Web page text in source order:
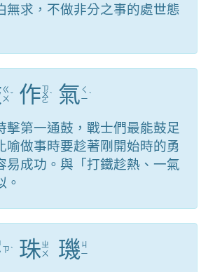
無求，不做非分之事的處世態
ㄍ
ㄨ ˇ 作ㄗ
ㄨ
ㄛ
ˋ 氣 ㄑ
ㄧˋ
擊第一通鼓，戰士們最能鼓足
喻做事時要趁著剛開始時的勇
易成功。與「打鐵趁熱、一氣
ㄗˋ 珠ㄓ
ㄨ
璣ㄐ
ㄧ